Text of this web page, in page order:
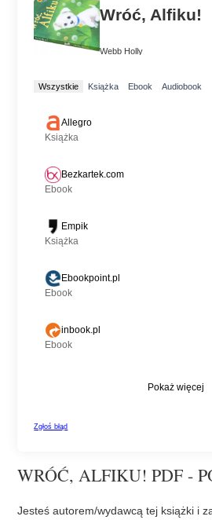
WRÓĆ, ALFIKU! PDF -
Jesteś autorem/wydawcą tej książki i